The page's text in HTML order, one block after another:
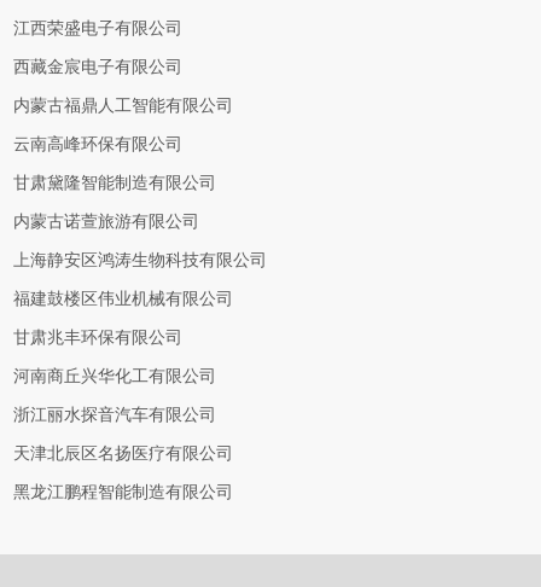
江西荣盛电子有限公司
西藏金宸电子有限公司
内蒙古福鼎人工智能有限公司
云南高峰环保有限公司
甘肃黛隆智能制造有限公司
内蒙古诺萱旅游有限公司
上海静安区鸿涛生物科技有限公司
福建鼓楼区伟业机械有限公司
甘肃兆丰环保有限公司
河南商丘兴华化工有限公司
浙江丽水探音汽车有限公司
天津北辰区名扬医疗有限公司
黑龙江鹏程智能制造有限公司